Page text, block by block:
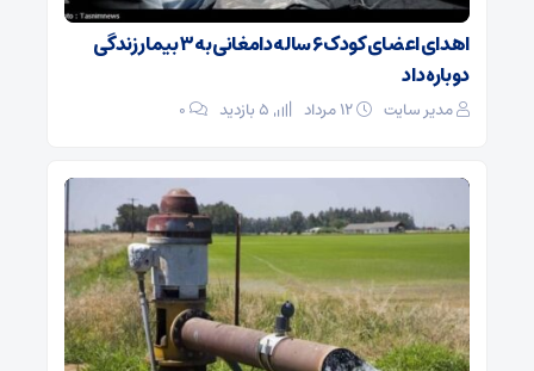
اهدای اعضای کودک ۶ ساله دامغانی به ۳ بیمار زندگی
دوباره داد
مدیر سایت ۰